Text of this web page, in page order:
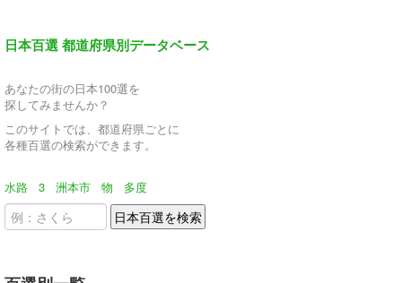
日本百選 都道府県別データベース
あなたの街の日本100選を
探してみませんか？
このサイトでは、都道府県ごとに
各種百選の検索ができます。
水路 3 洲本市 物 多度